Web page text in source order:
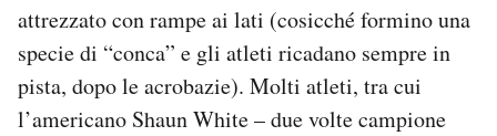
attrezzato con rampe ai lati (cosicché formino una
specie di “conca” e gli atleti ricadano sempre in
pista, dopo le acrobazie). Molti atleti, tra cui
l’americano Shaun White – due volte campione